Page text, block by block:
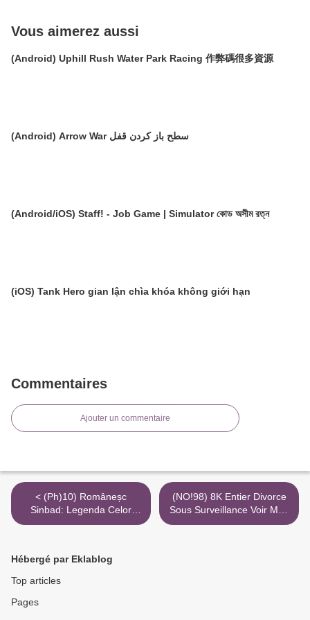
Vous aimerez aussi
(Android) Uphill Rush Water Park Racing 作弊碼很多資源
(Android) Arrow War سطح باز کردن قفل
(Android/iOS) Staff! - Job Game | Simulator কোড অসীম রত্ন
(iOS) Tank Hero gian lận chìa khóa không giới hạn
Commentaires
Ajouter un commentaire
< (Ph)10) Româneșc
Sinbad: Legenda Celor
Sapte Mari 2K Mp4 HD
(NO!98) 8K Entier Divorce
Sous Surveillance Voir Mp4
>
Hébergé par Eklablog
Top articles
Pages